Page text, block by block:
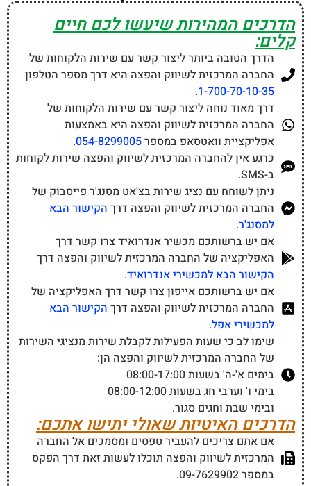
הדרכים המהירות שיעשו לכם חיים
קלים:
הדרך הטובה ביותר ליצור קשר עם שירות הלקוחות של
החברה המרכזית לשיווק והפצה היא דרך מספר הטלפון
1-700-70-10-35
.
דרך מאוד נוחה ליצור קשר עם שירות הלקוחות של
החברה המרכזית לשיווק והפצה היא באמצעות
אפליקציית וואטסאפ במספר054-8299005
.
כרגע אין להחברה המרכזית לשיווק והפצה שירות לקוחות
ב-SMS.
ניתן לשוחח עם נציג שירות בצ'אט מסנג'ר פייסבוק של
החברה המרכזית לשיווק והפצה דרך הקישור הבא
למסנג'ר.
אם יש ברשותכם מכשיר אנדרואיד צרו קשר דרך
האפליקציה של החברה המרכזית לשיווק והפצה דרך
הקישור הבא למכשירי אנדרואיד.
אם יש ברשותכם אייפון צרו קשר דרך האפליקציה של
החברה המרכזית לשיווק והפצה דרך הקישור הבא
למכשירי אפל.
שימו לב כי שעות הפעילות לקבלת שירות מנציגי השירות
של החברה המרכזית לשיווק והפצה הן:
בימים א'-ה' בשעות 08:00-17:00
בימי ו' וערבי חג בשעות 08:00-12:00
ובימי שבת וחגים סגור.
הדרכים האיטיות שאולי יתישו אתכם:
אם אתם צריכים להעביר טפסים ומסמכים אל החברה
המרכזית לשיווק והפצה תוכלו לעשות זאת דרך הפקס
במספר 09-7629902.